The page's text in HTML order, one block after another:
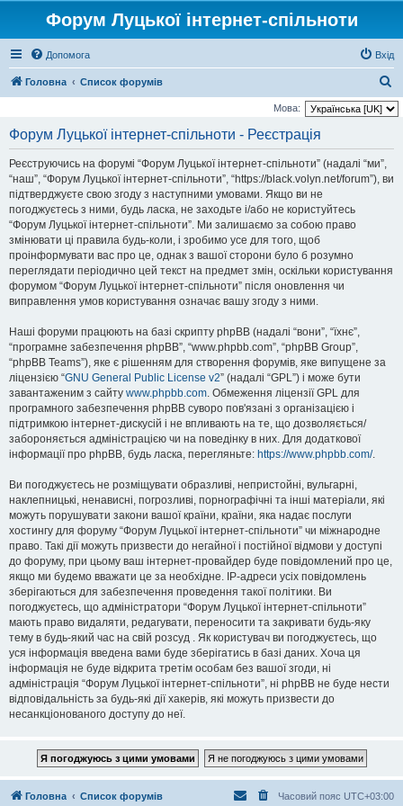
Форум Луцької інтернет-спільноти
Допомога Вхід
Головна Список форумів
о
Мова:
Форум Луцької інтернет-спільноти - Реєстрація
Реєструючись на форумі “Форум Луцької інтернет-спільноти” (надалі “ми”,
“наш”, “Форум Луцької інтернет-спільноти”, “https://black.volyn.net/forum”), ви
підтверджуєте свою згоду з наступними умовами. Якщо ви не
погоджуєтесь з ними, будь ласка, не заходьте і/або не користуйтесь
“Форум Луцької інтернет-спільноти”. Ми залишаємо за собою право
змінювати ці правила будь-коли, і зробимо усе для того, щоб
проінформувати вас про це, однак з вашої сторони було б розумно
переглядати періодично цей текст на предмет змін, оскільки користування
форумом “Форум Луцької інтернет-спільноти” після оновлення чи
виправлення умов користування означає вашу згоду з ними.
Наші форуми працюють на базі скрипту phpBB (надалі “вони”, “їхнє”,
“програмне забезпечення phpBB”, “www.phpbb.com”, “phpBB Group”,
“phpBB Teams”), яке є рішенням для створення форумів, яке випущене за
ліцензією “GNU General Public License v2” (надалі “GPL”) і може бути
завантаженим з сайту www.phpbb.com. Обмеження ліцензії GPL для
програмного забезпечення phpBB суворо пов'язані з організацією і
підтримкою інтернет-дискусій і не впливають на те, що дозволяється/
забороняється адміністрацією чи на поведінку в них. Для додаткової
інформації про phpBB, будь ласка, перегляньте: https://www.phpbb.com/.
Ви погоджуєтесь не розміщувати образливі, непристойні, вульгарні,
наклепницькі, ненависні, погрозливі, порнографічні та інші матеріали, які
можуть порушувати закони вашої країни, країни, яка надає послуги
хостингу для форуму “Форум Луцької інтернет-спільноти” чи міжнародне
право. Такі дії можуть призвести до негайної і постійної відмови у доступі
до форуму, при цьому ваш інтернет-провайдер буде повідомлений про це,
якщо ми будемо вважати це за необхідне. IP-адреси усіх повідомлень
зберігаються для забезпечення проведення такої політики. Ви
погоджуєтесь, що адміністратори “Форум Луцької інтернет-спільноти”
мають право видаляти, редагувати, переносити та закривати будь-яку
тему в будь-який час на свій розсуд . Як користувач ви погоджуєтесь, що
уся інформація введена вами буде зберігатись в базі даних. Хоча ця
інформація не буде відкрита третім особам без вашої згоди, ні
адміністрація “Форум Луцької інтернет-спільноти”, ні phpBB не буде нести
відповідальність за будь-які дії хакерів, які можуть призвести до
несанкціонованого доступу до неї.
Головна Список форумів Часовий пояс UTC+03:00